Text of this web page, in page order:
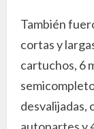
También
cortas y
cartuchos, 6
desvalijadas,
autopartes y